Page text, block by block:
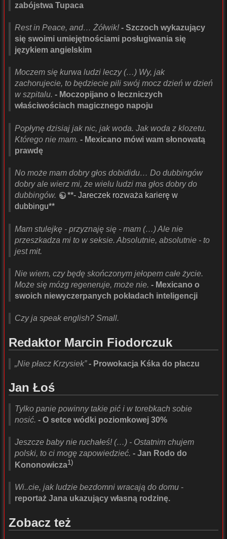
zabójstwa Tupaca
Rest in Peace, and… Żółwik! - Szczoch wykazujący
się swoimi umiejętnościami posługiwania się
językiem angielskim
Moczem się kurwa ludzi leczy (…) Wy, jak
zachorujecie, to będziecie pili swój mocz dzień w dzień
w szpitalu. - Moczopijano o leczniczych
właściwościach magicznego napoju
Popłynę dzisiaj jak nic, jak woda. Jak woda z klozetu.
Którego nie mam. - Mexicano mówi wam słonowatą
prawdę
No może mam dobry głos dobididu… Do dubbingów
dobry ale wierz mi, że wielu ludzi ma głos dobry do
dubbingów.
**- Jareczek rozważa karierę w
dubbingu**
Mam stulejkę - przyznaję się - mam (…) Ale nie
przeszkadza mi to w seksie. Absolutnie, absolutnie - to
jest mit.
Nie wiem, czy będę skończonym jełopem całe życie.
Może się mózg regeneruje, może nie. - Mexicano o
swoich niewyczerpanych pokładach inteligencji
Czy ja speak english? Small.
Redaktor Marcin Fiodorczuk
„Nie płacz Krzysiek” - Prowokacja Kśka do płaczu
Jan Łoś
Tylko panie powinny takie pić i w torebkach sobie
nosić. - O setce wódki poziomkowej 30%
Jeszcze baby nie ruchałeś! (…) - Ostatnim chujem
polski, to ci mogę zapowiedzieć. - Jan Rodo do
Kononowicza1)
Wi..cie, jak ludzie bezdomni wracają do domu -
reportaż Jana ukazujący własną rodzinę.
Zobacz też